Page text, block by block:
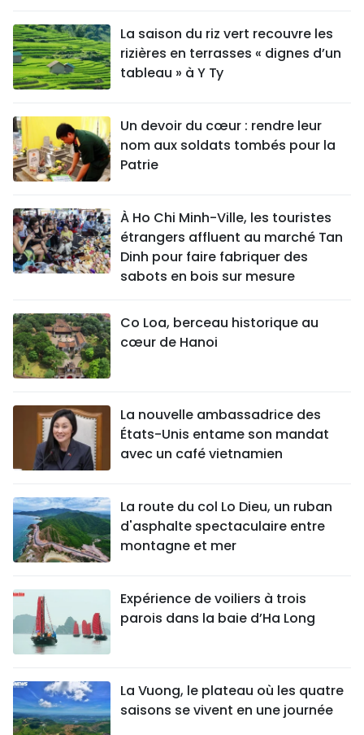
La saison du riz vert recouvre les
rizières en terrasses « dignes d’un
tableau » à Y Ty
Un devoir du cœur : rendre leur
nom aux soldats tombés pour la
Patrie
À Ho Chi Minh-Ville, les touristes
étrangers affluent au marché Tan
Dinh pour faire fabriquer des
sabots en bois sur mesure
Co Loa, berceau historique au
cœur de Hanoi
La nouvelle ambassadrice des
États-Unis entame son mandat
avec un café vietnamien
La route du col Lo Dieu, un ruban
d'asphalte spectaculaire entre
montagne et mer
Expérience de voiliers à trois
parois dans la baie d’Ha Long
La Vuong, le plateau où les quatre
saisons se vivent en une journée